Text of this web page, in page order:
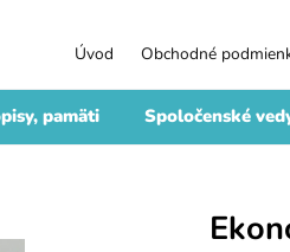
pamäti Spoločenské
Úvod Obchodné